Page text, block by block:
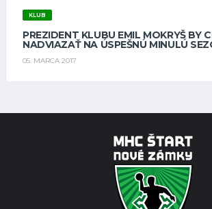
KLUB
PREZIDENT KLUBU EMIL MOKRYŠ BY
NADVIAZAŤ NA ÚSPEŠNÚ MINULÚ
05. MARCA 2017